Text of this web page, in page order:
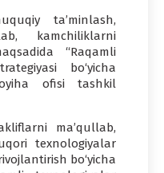
ta’minlash,
kamchiliklarni
“Raqamli
bo‘yicha
ofisi tashkil
ma’qullab,
texnologiyalar
bo‘yicha